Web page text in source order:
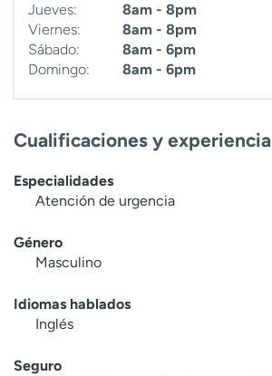
Jueves:
8am - 8pm
Viernes:
8am - 8pm
Sábado:
8am - 6pm
Domingo:
8am - 6pm
Cualificaciones y experiencia
Especialidades
Atención de urgencia
Género
Masculino
Idiomas hablados
Inglés
Seguro